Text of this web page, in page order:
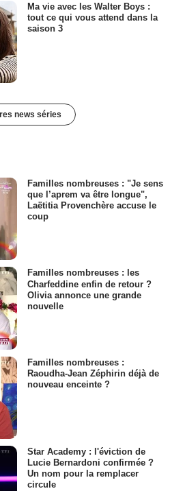
Ma vie avec les Walter Boys :
tout ce qui vous attend dans la
saison 3
news séries
Familles nombreuses : "Je sens
que l’aprem va être longue",
Laëtitia Provenchère accuse le
coup
Familles nombreuses : les
Charfeddine enfin de retour ?
Olivia annonce une grande
nouvelle
Familles nombreuses :
Raoudha-Jean Zéphirin déjà de
nouveau enceinte ?
Star Academy : l'éviction de
Lucie Bernardoni confirmée ?
Un nom pour la remplacer
circule